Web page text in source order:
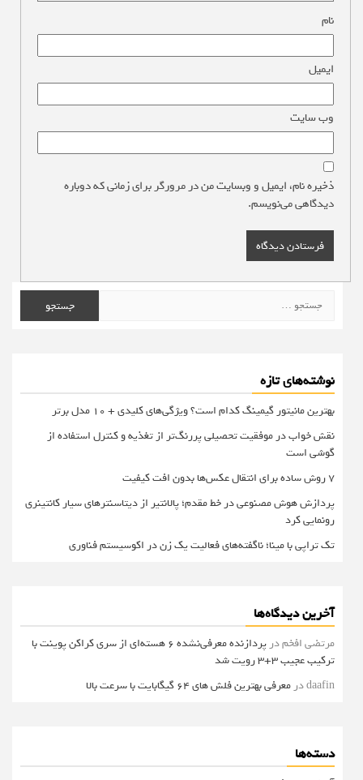
نام
ایمیل
وب‌ سایت
ذخیره نام، ایمیل و وبسایت من در مرورگر برای زمانی که دوباره
دیدگاهی می‌نویسم.
برای:
نوشته‌های تازه
بهترین مانیتور گیمینگ کدام است؟ ویژگی‌های کلیدی + 10 مدل برتر
نقش خواب در موفقیت تحصیلی پررنگ‌تر از تغذیه و کنترل استفاده از
گوشی است
۷ روش ساده برای انتقال عکس‌ها بدون افت کیفیت
پردازش هوش مصنوعی در خط مقدم؛ پالانتیر از دیتاسنترهای سیار کانتینری
رونمایی کرد
تک تراپی با مینا؛ ناگفته‌های فعالیت یک زن در اکوسیستم فناوری
آخرین دیدگاه‌ها
مرتضی افخمدر
پردازنده معرفی‌نشده 6 هسته‌ای از سری کراکن پوینت با
ترکیب عجیب 3+3 رویت شد
daafinدرمعرفی بهترین فلش های 64 گیگابایت با سرعت بالا
دسته‌ها